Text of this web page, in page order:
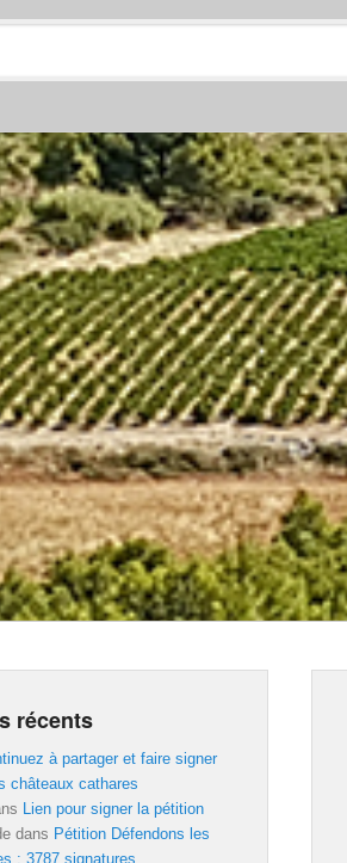
récents
à partager et faire signer
châteaux cathares
Lien pour signer la pétition
dans Pétition Défendons les
: 3787 signatures